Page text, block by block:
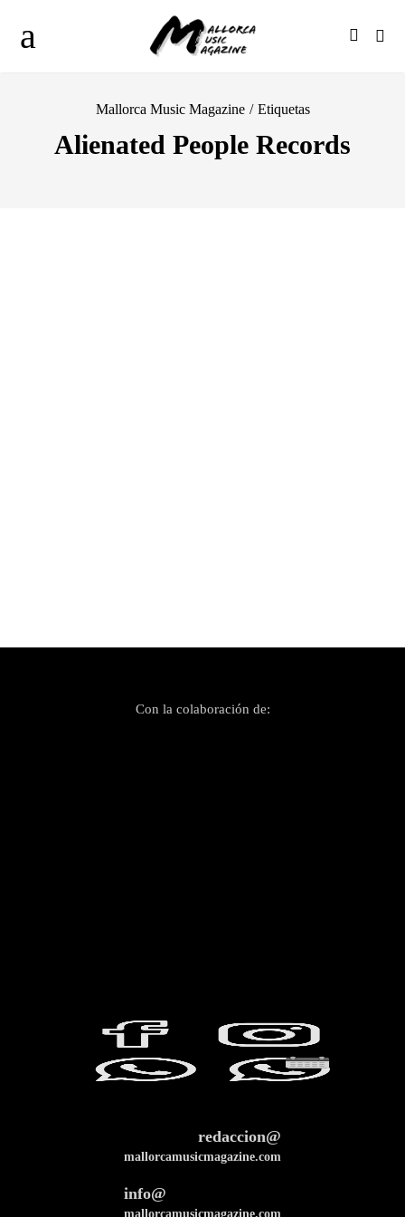
Mallorca Music Magazine / Etiquetas
Alienated People Records
Con la colaboración de:
redaccion@
mallorcamusicmagazine.com
info@
mallorcamusicmagazine.com